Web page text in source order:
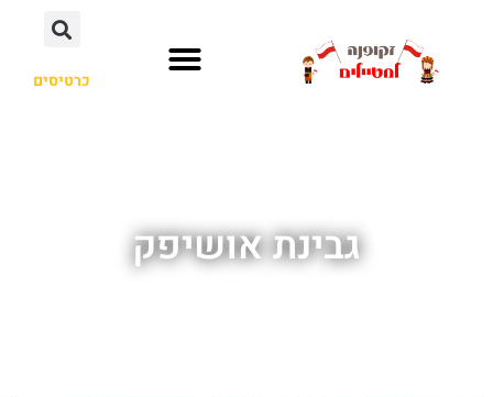
כרטיסים
גבינת אושיפק